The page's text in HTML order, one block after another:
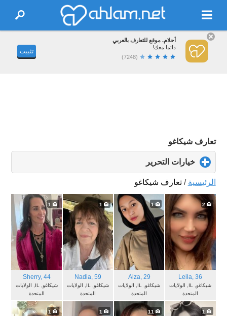
أحلام. موقع للتعارف بالعربي
دائما معك!
(7248)
تثبيت
تعارف شيكاغو
خيارات التحرير
to
expand
contents
الرئيسية /تعارف شيكاغو
2
Leila, 36
شيكاغو, IL, الولايات
المتحدة
1
Aiza, 29
شيكاغو, IL, الولايات
المتحدة
1
Nadia, 59
شيكاغو, IL, الولايات
المتحدة
1
Sherry, 44
شيكاغو, IL, الولايات
المتحدة
1
11
1
1